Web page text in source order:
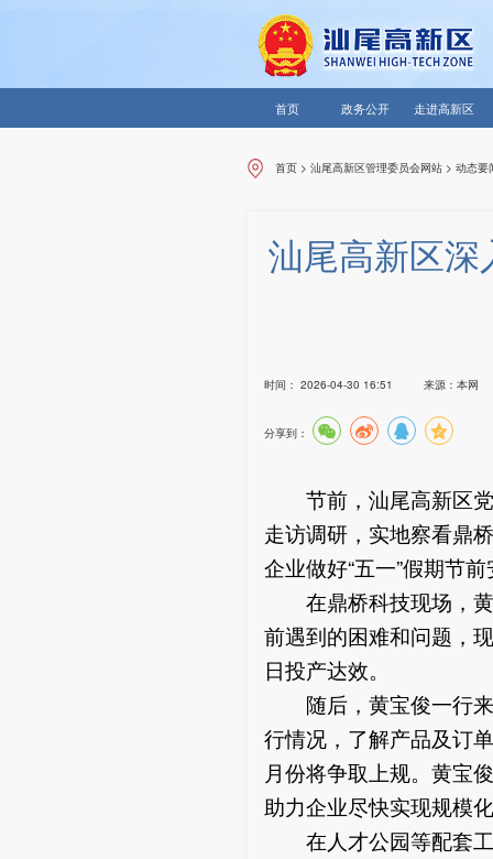
首页 政务公开 走进高新区
首页 >汕尾高新区管理委员会网站 >动态要
汕尾高新区
时间： 2026-04-30 16:51 来源： 本网
分享到：
节前，汕尾高新区党
走访调研，实地察看鼎
企业做好“五一”假期节
在鼎桥科技现场，黄
前遇到的困难和问题，
日投产达效。
随后，黄宝俊一行来
行情况，了解产品及订
月份将争取上规。黄宝
助力企业尽快实现规模
在人才公园等配套工